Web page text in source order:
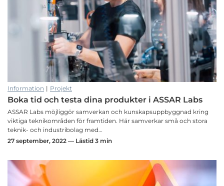
Information | Projekt
Boka tid och testa dina produkter i ASSAR Labs
ASSAR Labs möjliggör samverkan och kunskapsuppbyggnad kring
viktiga teknikområden för framtiden. Här samverkar små och stora
teknik- och industribolag med…
27 september, 2022 — Lästid 3 min